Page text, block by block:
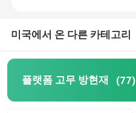
부유 발포체 펜더
계류용 볼라드
미국에서 온 다른 카테고리
플랫폼 고무 방현재 (77)